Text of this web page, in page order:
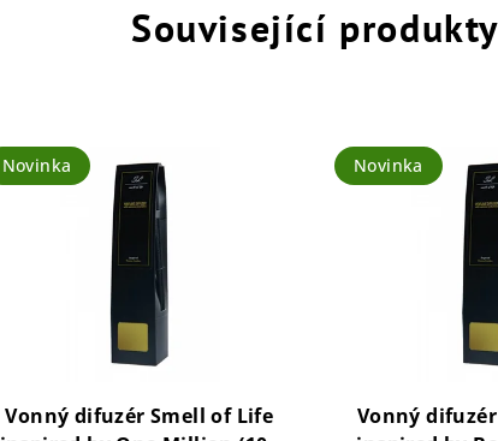
Související produkty
Novinka
Vonný difuzér Smell of Life
Novinka
Vonný